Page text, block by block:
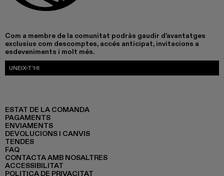
Com a membre de la comunitat podràs gaudir d’avantatges
exclusius com descomptes, accés anticipat, invitacions a
esdeveniments i molt més.
UNEIX-T’HI
ESTAT DE LA COMANDA
PAGAMENTS
ENVIAMENTS
DEVOLUCIONS I CANVIS
TENDES
FAQ
CONTACTA AMB NOSALTRES
ACCESSIBILITAT
POLITICA DE PRIVACITAT